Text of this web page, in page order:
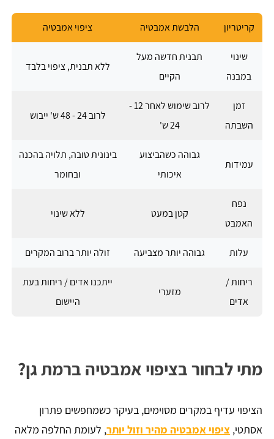
קריטריון הלבשת אמבטיה ציפוי אמבטיה
שינוי
במבנה
תבנית חדשה מעל
הקיים
ללא תבנית, ציפוי בלבד
זמן
השבתה
לרוב שימוש לאחר 12 -
24 ש'
לרוב 24 - 48 ש' ייבוש
עמידות
גבוהה כשהביצוע
איכותי
בינונית טובה, תלויה בהכנה
ובחומר
נפח
האמבט
קטן במעט ללא שינוי
עלות גבוהה יותר מצביעה זולה יותר ברוב המקרים
ריחות /
אדים
מזערי
ייתכנו אדים / ריחות בעת
היישום
מתי לבחור בציפוי אמבטיה ברמת גן?
הציפוי עדיף במקרים מסוימים, בעיקר כשמחפשים פתרון
אסתטי, ציפוי אמבטיה מהיר וזול יותר, לעומת החלפה מלאה